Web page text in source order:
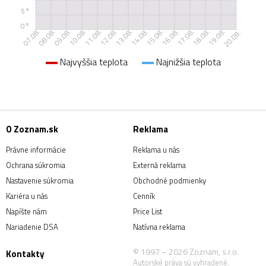
07.08.08.08.09.08.10.08.11.08.12.08.13.08.14.08.15.08.16.08.17.08.18.08.19.08.20.08.
0°
5°
Najvyššia teplota Najnižšia teplota
O Zoznam.sk
Právne informácie
Ochrana súkromia
Nastavenie súkromia
Kariéra u nás
Napíšte nám
Nariadenie DSA
Reklama
Reklama u nás
Externá reklama
Obchodné podmienky
Cenník
Price List
Natívna reklama
Kontakty © 1997 – 2026 Zoznam, s.r.o.
Autorské práva sú vyhradené.